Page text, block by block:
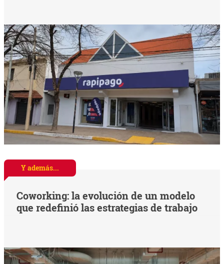
Y además...
Coworking: la evolución de un modelo
que redefinió las estrategias de trabajo